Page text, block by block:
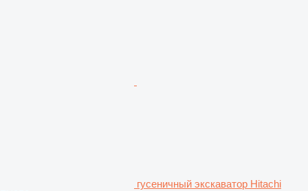
гусеничный экскаватор Hitachi